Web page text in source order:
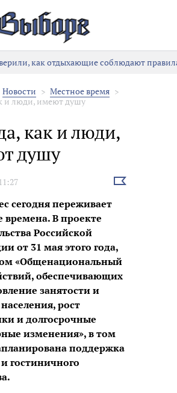
как отдыхающие соблюдают
Новости
Местное время
и люди, имеют душу
как и люди,
душу
Выбрать
сегодня переживает
времена. В проекте
Российской
от 31 мая этого года,
«Общенациональный
обеспечивающих
занятости и
рост
и долгосрочные
изменения», в том
поддержка
гостиничного